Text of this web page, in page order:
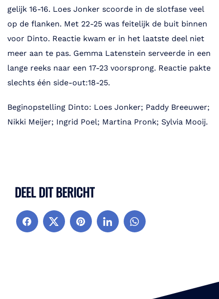
gelijk 16-16. Loes Jonker scoorde in de slotfase veel
op de flanken. Met 22-25 was feitelijk de buit binnen
voor Dinto. Reactie kwam er in het laatste deel niet
meer aan te pas. Gemma Latenstein serveerde in een
lange reeks naar een 17-23 voorsprong. Reactie pakte
slechts één side-out:18-25.
Beginopstelling Dinto: Loes Jonker; Paddy Breeuwer;
Nikki Meijer; Ingrid Poel; Martina Pronk; Sylvia Mooij.
DEEL DIT BERICHT